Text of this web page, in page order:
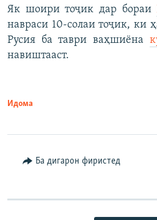
Як шоири тоҷик дар бораи
навраси 10-солаи тоҷик, ки
Русия ба таври ваҳшиёна
навиштааст.
Идома
Ба дигарон фиристед